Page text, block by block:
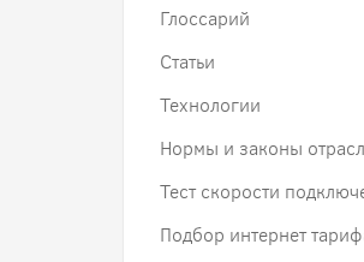
Глоссарий
Статьи
Технологии
Нормы и законы
Тест скорости
Подбор интернет